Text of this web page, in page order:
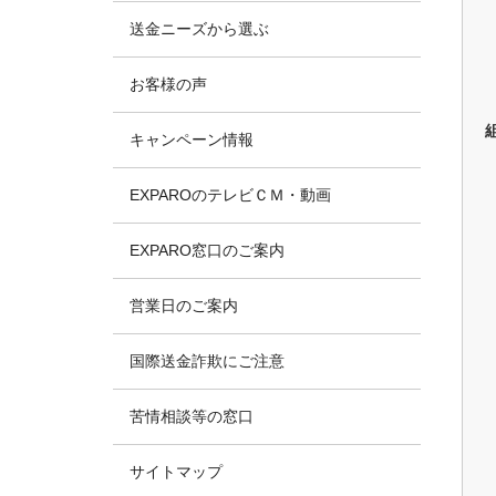
送金ニーズから選ぶ
お客様の声
キャンペーン情報
EXPAROのテレビＣＭ・動画
EXPARO窓口のご案内
営業日のご案内
国際送金詐欺にご注意
苦情相談等の窓口
サイトマップ